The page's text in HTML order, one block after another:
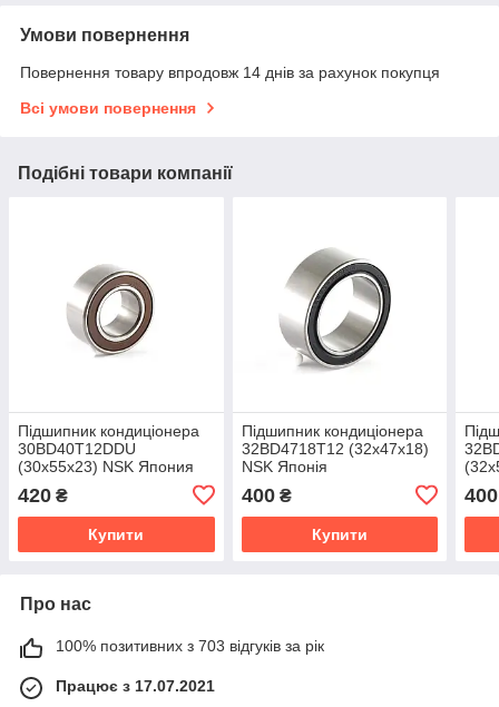
Умови повернення
Повернення товару впродовж 14 днів за рахунок покупця
Всі умови повернення
Подібні товари компанії
Підшипник кондиціонера
30BD40T12DDU
(30x55x23) NSK Япония
420 ₴
Купити
Підшипник кондиціонера
32BD4718T12 (32x47x18)
NSK Японія
400₴
Купити
400
Про нас
100% позитивних з 703 відгуків за рік
Працює з 17.07.2021